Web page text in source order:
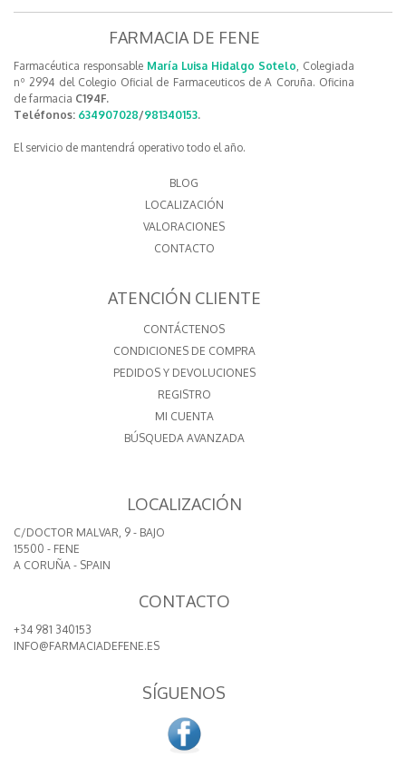
FARMACIA DE FENE
Farmacéutica responsable María Luisa Hidalgo Sotelo, Colegiada
nº 2994 del Colegio Oficial de Farmaceuticos de A Coruña. Oficina
de farmacia C194F.
Teléfonos: 634907028/981340153.
El servicio de mantendrá operativo todo el año.
BLOG
LOCALIZACIÓN
VALORACIONES
CONTACTO
ATENCIÓN CLIENTE
CONTÁCTENOS
CONDICIONES DE COMPRA
PEDIDOS Y DEVOLUCIONES
REGISTRO
MI CUENTA
BÚSQUEDA AVANZADA
LOCALIZACIÓN
C/DOCTOR MALVAR, 9 - BAJO
15500 - FENE
A CORUÑA - SPAIN
CONTACTO
+34 981 340153
INFO@FARMACIADEFENE.ES
SÍGUENOS